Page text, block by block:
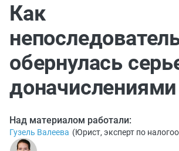
Как
обернулась
доначислениями
Над материалом работали:
Гузель Валеева (Юрист, эксперт по